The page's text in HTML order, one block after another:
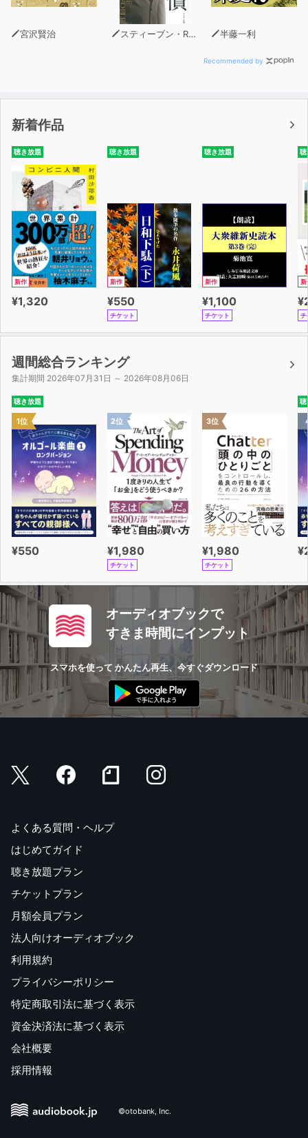
宮沢賢治 スティーブン・R・コヴィー 半藤一利
Recommended by
新着作品
聴き放題
新作
¥1,320
聴き放題
新作
¥550
チケット
聴き放題
新作
¥1,100
チケット
聴
新
チ
週間総合ランキング
集計期間 2026年07月31日 ～ 2026年08月06日
聴き放題
1位
¥550
2位
¥1,980
チケット
3位
¥1,980
チケット
聴
オーディオブックで
すきま時間にインプット
スマホを使って かんたん再生、今すぐダウンロード
よくある質問・ヘルプ
はじめてガイド
聴き放題プラン
チケットプラン
月額会員プラン
法人向けオーディオブック
利用規約
プライバシーポリシー
特定商取引法に基づく表示
資金決済法に基づく表示
会社概要
採用情報
©otobank, Inc.